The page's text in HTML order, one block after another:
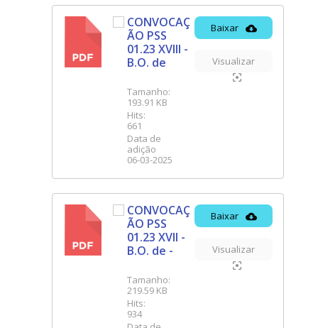
CONVOCAÇ
ÃO PSS
01.23 XVIII -
B.O. de
Tamanho:
193.91 KB
Hits:
661
Data de
adição
06-03-2025
Baixar
Visualizar
CONVOCAÇ
ÃO PSS
01.23 XVII -
B.O. de -
Tamanho:
219.59 KB
Hits:
934
Baixar
Visualizar